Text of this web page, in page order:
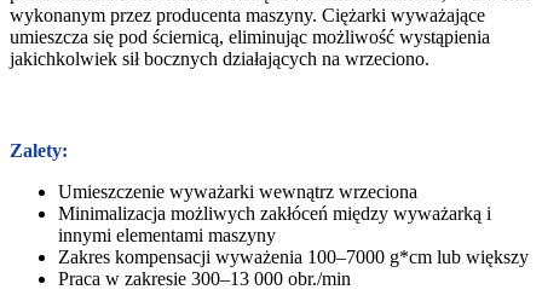
wykonanym przez producenta maszyny. Ciężarki wyważające
umieszcza się pod ściernicą, eliminując możliwość wystąpienia
jakichkolwiek sił bocznych działających na wrzeciono.
Zalety:
Umieszczenie wyważarki wewnątrz wrzeciona
Minimalizacja możliwych zakłóceń między wyważarką i
innymi elementami maszyny
Zakres kompensacji wyważenia 100–7000 g*cm lub większy
Praca w zakresie 300–13 000 obr./min